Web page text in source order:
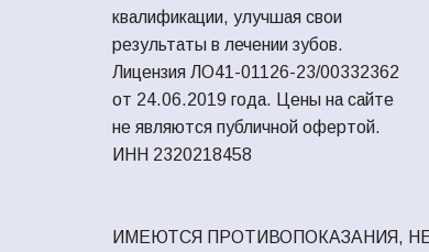
квалификации, улучшая свои
результаты в лечении зубов.
Лицензия ЛО41-01126-23/00332362
от 24.06.2019 года. Цены на сайте
не являются публичной офертой.
ИНН 2320218458
ИМЕЮТСЯ ПРОТИВОПОКАЗАНИЯ,